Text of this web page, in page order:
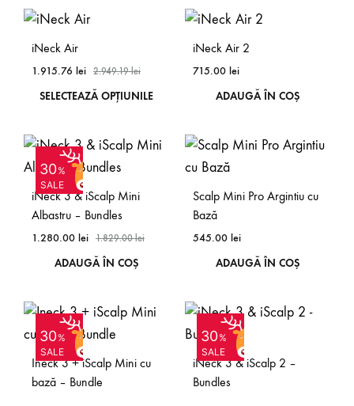
iNeck Air
1.915.76 lei 2.949.19lei
SELECTEAZĂ OPȚIUNILE
iNeck Air 2
715.00 lei
ADAUGĂ ÎN COȘ
30%
SALE
iNeck 3 & iScalp Mini
Albastru – Bundles
1.280.00 lei 1.829.00lei
ADAUGĂ ÎN COȘ
Scalp Mini Pro Argintiu cu
Bază
545.00 lei
ADAUGĂ ÎN COȘ
30%
SALE
SOLD
OUT
Ineck 3 + iScalp Mini cu
bază – Bundle
30%
SALE
SOLD
OUT
iNeck 3 & iScalp 2 –
Bundles